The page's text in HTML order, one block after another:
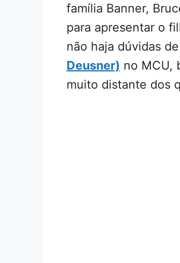
família Banner,
para apresentar o
não haja dúvidas
Deusner) no MCU,
muito distante dos